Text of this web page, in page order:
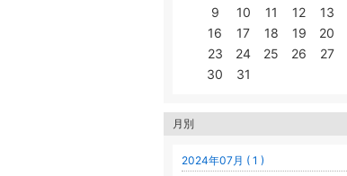
9
10 11 12 13
16
17 18 19 20
23
24 25 26 27
30
31
月別
2024年07月 ( 1 )